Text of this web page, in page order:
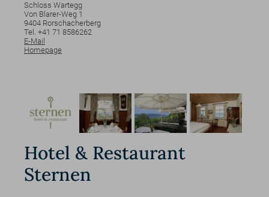
Schloss Wartegg
Von Blarer-Weg 1
9404 Rorschacherberg
Tel. +41 71 8586262
E-Mail
Homepage
Hotel & Restaurant
Sternen